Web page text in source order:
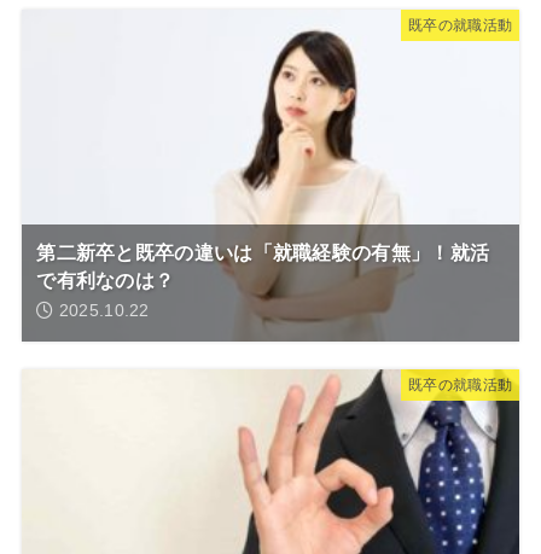
既卒の就職活動
第二新卒と既卒の違いは「就職経験の有無」！就活
で有利なのは？
2025.10.22
既卒の就職活動